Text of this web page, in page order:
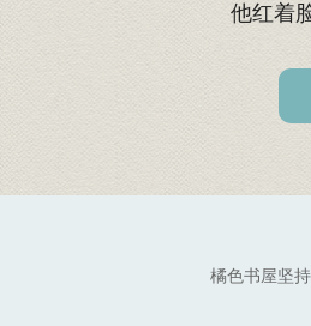
他红着
橘色书屋坚